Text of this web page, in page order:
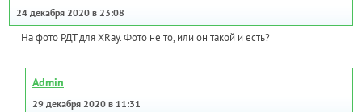
24 декабря 2020 в 23:08
На фото РДТ для XRay. Фото не то, или он такой и есть?
Admin
29 декабря 2020 в 11:31